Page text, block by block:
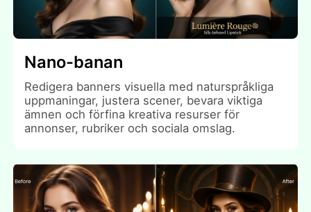
Nano-banan
Redigera banners visuella med naturspråkliga
uppmaningar, justera scener, bevara viktiga
ämnen och förfina kreativa resurser för
annonser, rubriker och sociala omslag.